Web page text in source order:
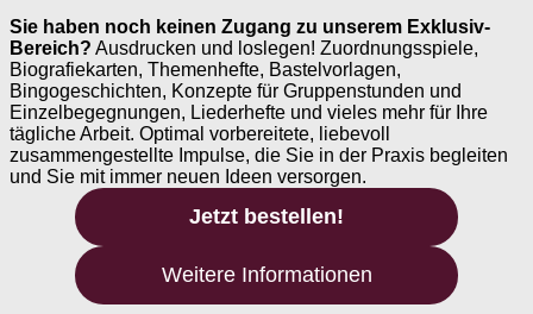
Sie haben noch keinen Zugang zu unserem Exklusiv-
Bereich? Ausdrucken und loslegen! Zuordnungsspiele,
Biografiekarten, Themenhefte, Bastelvorlagen,
Bingogeschichten, Konzepte für Gruppenstunden und
Einzelbegegnungen, Liederhefte und vieles mehr für Ihre
tägliche Arbeit. Optimal vorbereitete, liebevoll
zusammengestellte Impulse, die Sie in der Praxis begleiten
und Sie mit immer neuen Ideen versorgen.
Jetzt bestellen!
Weitere Informationen